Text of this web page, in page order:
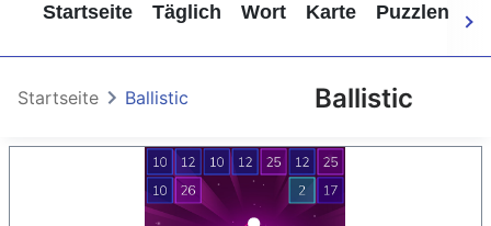
Startseite Täglich Wort Karte Puzzlen
Ballistic
Startseite Ballistic